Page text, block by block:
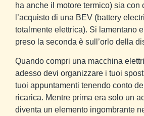
ha anche il motore termico) sia con
l’acquisto di una BEV (battery
totalmente elettrica). Si lamentano
preso la seconda è sull’orlo della
Quando compri una macchina
adesso devi organizzare i tuoi
tuoi appuntamenti tenendo conto
ricarica. Mentre prima era solo un
diventa un elemento ingombrante